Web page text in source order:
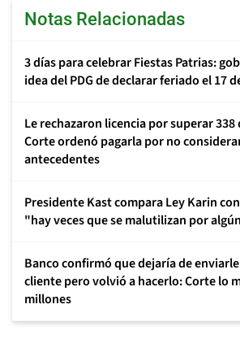
Notas Relacionadas
3 días para celebrar Fiestas Patrias:
idea del PDG de declarar feriado el 17
Le rechazaron licencia por superar 338
Corte ordenó pagarla por no
antecedentes
Presidente Kast compara Ley Karin
"hay veces que se malutilizan por
Banco confirmó que dejaría de
cliente pero volvió a hacerlo: Corte lo
millones